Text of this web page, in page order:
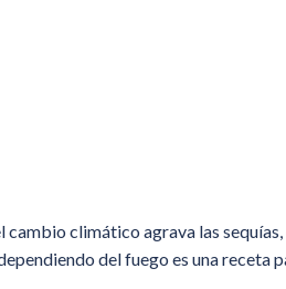
cambio climático agrava las
del fuego es una receta